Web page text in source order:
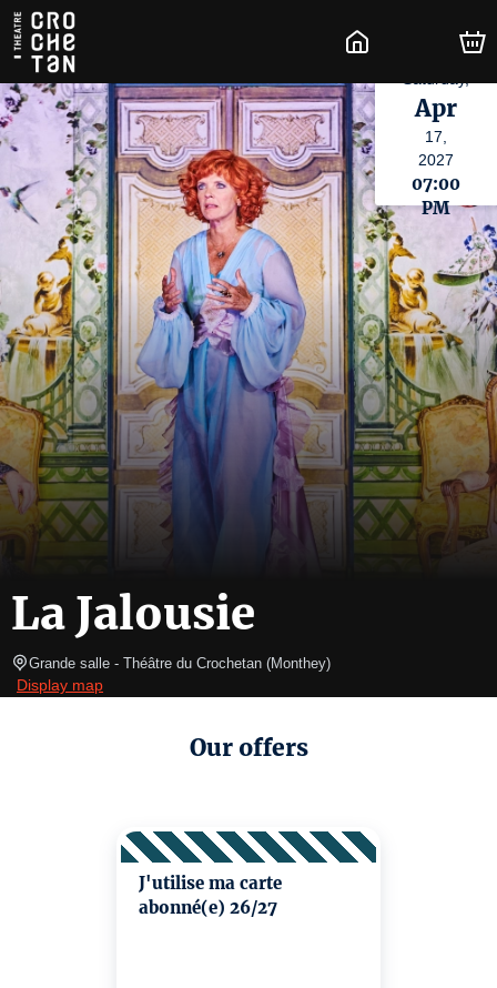
Apr
17,
2027
07:00
PM
La Jalousie
Grande salle - Théâtre du Crochetan (Monthey)
Display map
Our offers
J'utilise ma carte
abonné(e) 26/27